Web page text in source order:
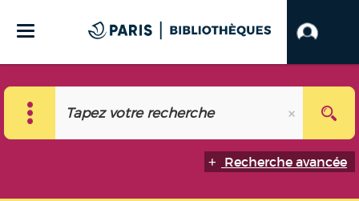
Recherche avancée